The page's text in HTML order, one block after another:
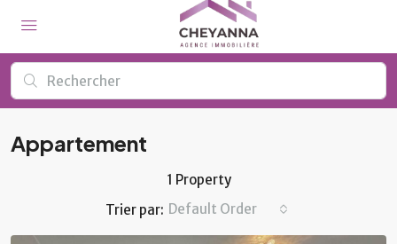
Appartement
1 Property
Trier par: Default Order